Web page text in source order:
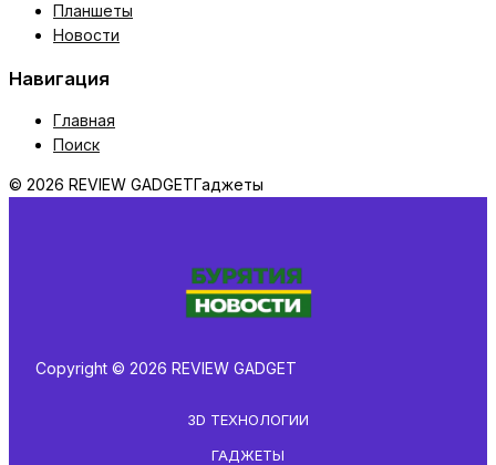
Планшеты
Новости
Навигация
Главная
Поиск
© 2026 REVIEW GADGETГаджеты
Copyright © 2026 REVIEW GADGET
3D ТЕХНОЛОГИИ
ГАДЖЕТЫ